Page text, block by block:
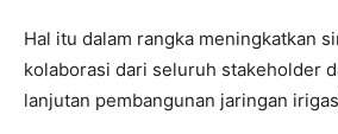
Hal itu dalam rangka meningkatkan
kolaborasi dari seluruh stakeholder
lanjutan pembangunan jaringan